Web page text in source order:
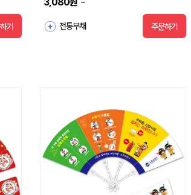
기 전통부채 주문하기